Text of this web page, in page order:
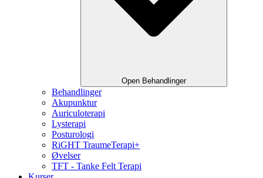
Open Behandlinger
Behandlinger
Akupunktur
Auriculoterapi
Lysterapi
Posturologi
RiGHT TraumeTerapi+
Øvelser
TFT - Tanke Felt Terapi